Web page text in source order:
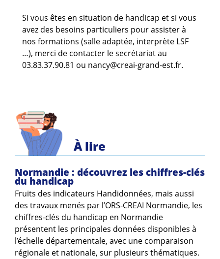
Si vous êtes en situation de handicap et si vous
avez des besoins particuliers pour assister à
nos formations (salle adaptée, interprète LSF
…), merci de contacter le secrétariat au
03.83.37.90.81 ou nancy@creai-grand-est.fr.
À lire
Normandie : découvrez les chiffres-clés
du handicap
Fruits des indicateurs Handidonnées, mais aussi
des travaux menés par l’ORS-CREAI Normandie, les
chiffres-clés du handicap en Normandie
présentent les principales données disponibles à
l’échelle départementale, avec une comparaison
régionale et nationale, sur plusieurs thématiques.